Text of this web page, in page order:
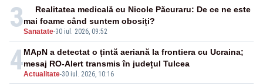
3Sanatate-30 iul. 2026, 09:52
Realitatea medicală cu Nicole Păcuraru: De ce ne este
mai foame când suntem obosiți?
4Actualitate-30 iul. 2026, 10:16
MApN a detectat o țintă aeriană la frontiera cu Ucraina;
mesaj RO-Alert transmis în județul Tulcea